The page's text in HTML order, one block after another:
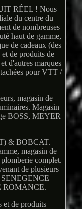
RÉEL ! Nous
du centre du
de nombreuses
haut de gamme,
de cadeaux (des
et de produits de
d'autres marques
pour VTT /
magasin de
Magasin
BOSS, MEYER
& BOBCAT.
magasin de
complet.
de plusieurs
ROMANCE.
et de produits